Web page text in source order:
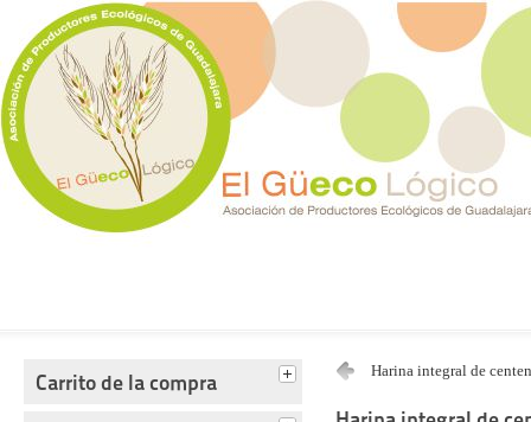
Carrito de la compra Harina integral de